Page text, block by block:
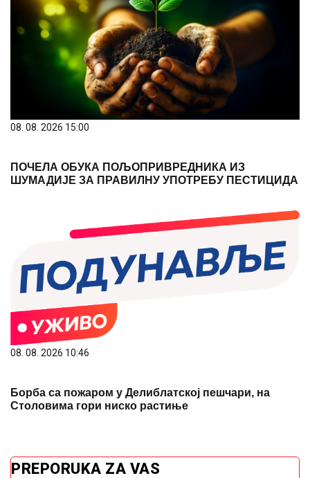
08. 08. 2026 15:00
ПОЧЕЛА ОБУКА ПОЉОПРИВРЕДНИКА ИЗ
ШУМАДИЈЕ ЗА ПРАВИЛНУ УПОТРЕБУ ПЕСТИЦИДА
08. 08. 2026 10:46
Борба са пожаром у Делиблатској пешчари, на
Столовима гори ниско растиње
PREPORUKA ZA VAS